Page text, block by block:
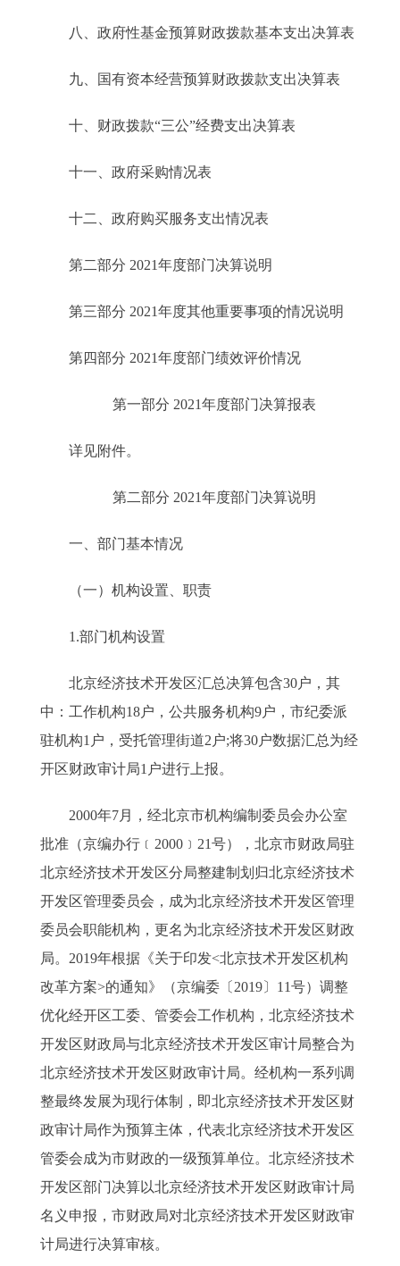
八、政府性基金预算财政拨款基本支出决算表
九、国有资本经营预算财政拨款支出决算表
十、财政拨款“三公”经费支出决算表
十一、政府采购情况表
十二、政府购买服务支出情况表
第二部分 2021年度部门决算说明
第三部分 2021年度其他重要事项的情况说明
第四部分 2021年度部门绩效评价情况
第一部分 2021年度部门决算报表
详见附件。
第二部分 2021年度部门决算说明
一、部门基本情况
（一）机构设置、职责
1.部门机构设置
北京经济技术开发区汇总决算包含30户，其
中：工作机构18户，公共服务机构9户，市纪委派
驻机构1户，受托管理街道2户;将30户数据汇总为经
开区财政审计局1户进行上报。
2000年7月，经北京市机构编制委员会办公室
批准（京编办行﹝2000﹞21号），北京市财政局驻
北京经济技术开发区分局整建制划归北京经济技术
开发区管理委员会，成为北京经济技术开发区管理
委员会职能机构，更名为北京经济技术开发区财政
局。2019年根据《关于印发<北京技术开发区机构
改革方案>的通知》（京编委〔2019〕11号）调整
优化经开区工委、管委会工作机构，北京经济技术
开发区财政局与北京经济技术开发区审计局整合为
北京经济技术开发区财政审计局。经机构一系列调
整最终发展为现行体制，即北京经济技术开发区财
政审计局作为预算主体，代表北京经济技术开发区
管委会成为市财政的一级预算单位。北京经济技术
开发区部门决算以北京经济技术开发区财政审计局
名义申报，市财政局对北京经济技术开发区财政审
计局进行决算审核。